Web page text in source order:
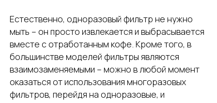
Естественно, одноразовый фильтр не нужно
мыть – он просто извлекается и выбрасывается
вместе с отработанным кофе. Кроме того, в
большинстве моделей фильтры являются
взаимозаменяемыми – можно в любой момент
оказаться от использования многоразовых
фильтров, перейдя на одноразовые, и